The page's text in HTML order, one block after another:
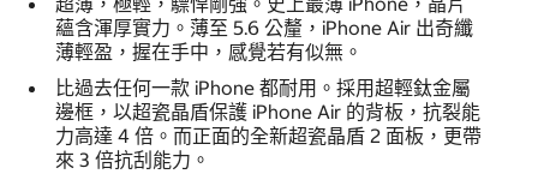
蘊含渾厚實力。薄至 5.6 公釐，iPhone Air 出奇纖
薄輕盈，握在手中，感覺若有似無。
比過去任何一款 iPhone 都耐用。採用超輕鈦金屬
邊框，以超瓷晶盾保護 iPhone Air 的背板，抗裂能
力高達 4 倍。而正面的全新超瓷晶盾 2 面板，更帶
來 3 倍抗刮能力。